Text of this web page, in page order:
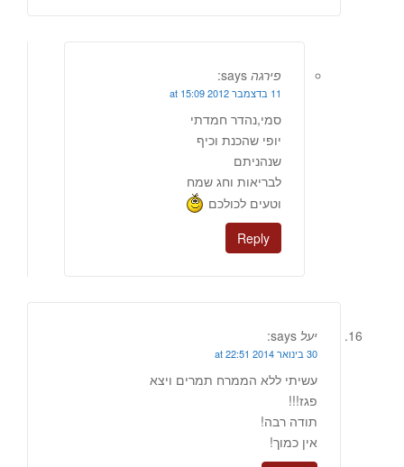
פירגה says:
11 בדצמבר 2012 at 15:09
סמי,נהדר חמדתי
יופי שהכנת וכיף
שנהניתם
לבריאות וחג שמח
וטעים לכולכם
Reply
יעל says:
30 בינואר 2014 at 22:51
עשיתי ללא הממרח תמרים ויצא
פגז!!!
תודה רבה!
אין כמוך!